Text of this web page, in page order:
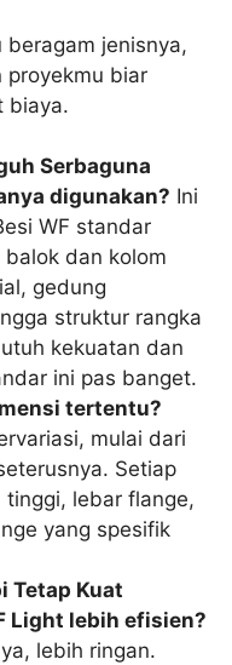
beragam jenisnya,
proyekmu biar
biaya.
Serbaguna
digunakan? Ini
WF standar
dan kolom
gedung
struktur rangka
kekuatan dan
ini pas banget.
tertentu?
mulai dari
Setiap
tinggi, lebar flange,
yang spesifik
Tetap Kuat
Light lebih efisien?
lebih ringan.